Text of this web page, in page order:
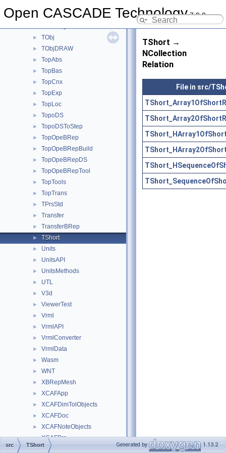
Open CASCADE Technology7.9.0
TFunction
► TObj
► TObjDRAW
► TopAbs
► TopBas
► TopCnx
► TopExp
► TopLoc
► TopoDS
► TopoDSToStep
► TopOpeBRep
► TopOpeBRepBuild
► TopOpeBRepDS
► TopOpeBRepTool
► TopTools
► TopTrans
► TPrsStd
► Transfer
► TransferBRep
► TShort
► Units
► UnitsAPI
► UnitsMethods
► UTL
► V3d
► ViewerTest
► Vrml
► VrmlAPI
► VrmlConverter
► VrmlData
► Wasm
► WNT
► XBRepMesh
► XCAFApp
► XCAFDimTolObjects
► XCAFDoc
► XCAFNoteObjects
► XCAFPrs
► XCAFView
TShort →
NCollection
Relation
File in src/
src TShort Generated by 1.13.2